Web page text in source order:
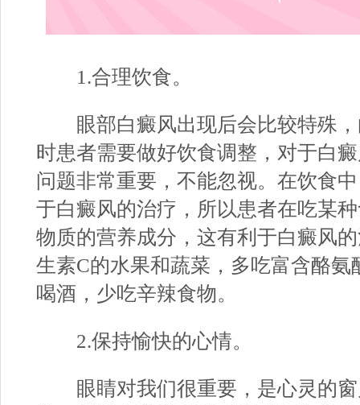
1.合理饮食。
眼部白癜风出现后会比较特殊，
时患者需要做好饮食调整，对于白
问题非常重要，不能忽视。在饮食
于白癜风的治疗，所以患者在吃某
物质的营养成分，这有利于白癜风
生素C的水果和蔬菜，多吃富含酪氨
喝酒，少吃辛辣食物。
2.保持愉快的心情。
眼睛对我们很重要，是心灵的窗